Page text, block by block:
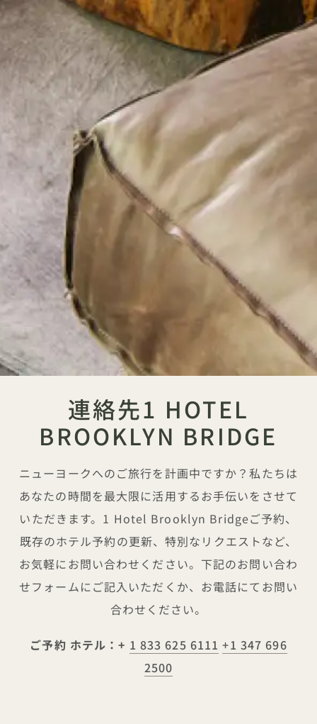
連絡先1 HOTEL
BROOKLYN BRIDGE
ニューヨークへのご旅行を計画中ですか？私たちは
あなたの時間を最大限に活用するお手伝いをさせて
いただきます。1 Hotel Brooklyn Bridgeご予約、
既存のホテル予約の更新、特別なリクエストなど、
お気軽にお問い合わせください。下記のお問い合わ
せフォームにご記入いただくか、お電話にてお問い
合わせください。
ご予約 ホテル：+ 1 833 625 6111 +1 347 696
2500